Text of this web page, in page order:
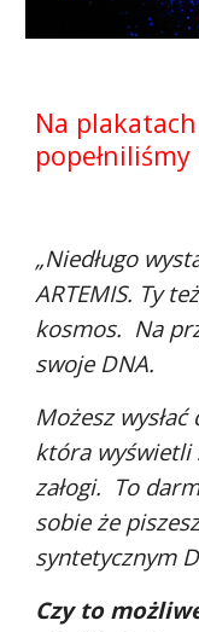
Na
„Niedługo
ARTEMIS. Ty
kosmos.  Na
swoje DNA.
Możesz
która wyświetli
załogi.  To
sobie że
syntetycznym
Czy to